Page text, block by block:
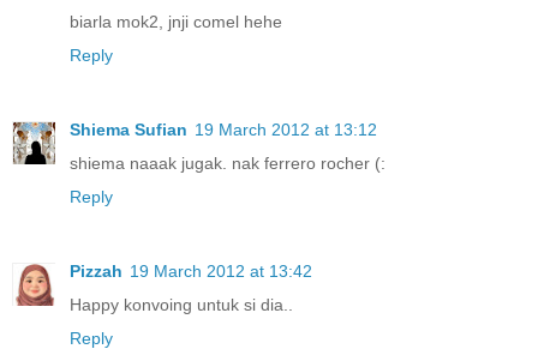
biarla mok2, jnji comel hehe
Reply
Shiema Sufian 19 March 2012 at 13:12
shiema naaak jugak. nak ferrero rocher (:
Reply
Pizzah 19 March 2012 at 13:42
Happy konvoing untuk si dia..
Reply